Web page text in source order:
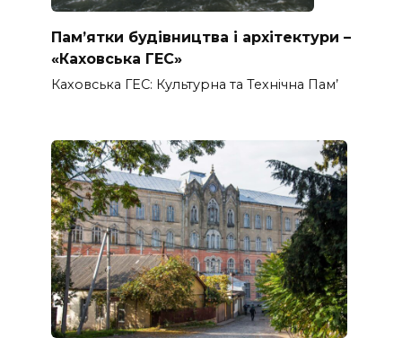
Пам’ятки будівництва і архітектури –
«Каховська ГЕС»
Каховська ГЕС: Культурна та Технічна Пам’